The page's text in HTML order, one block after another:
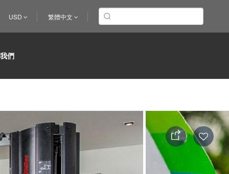
USD 繁體中文
們